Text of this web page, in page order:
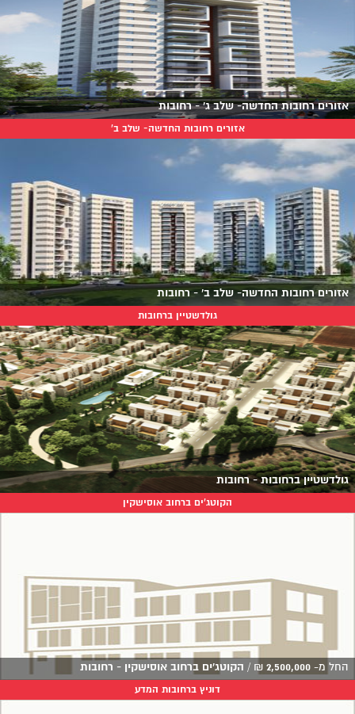
אזורים רחובות החדשה- שלב ג' - רחובות
אזורים רחובות החדשה- שלב ב'
אזורים רחובות החדשה- שלב ב' - רחובות
גולדשטיין ברחובות
גולדשטיין ברחובות - רחובות
הקוטג'ים ברחוב אוסישקין
החל מ- 2,500,000
₪
/ הקוטג'ים ברחוב אוסישקין - רחובות
דוניץ ברחובות המדע